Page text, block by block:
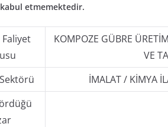
etmemektedir.
KOMPOZE GÜBRE
VE
İMALAT / KİMYA